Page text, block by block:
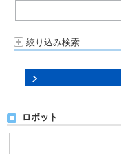
絞り込み検索
ロボット